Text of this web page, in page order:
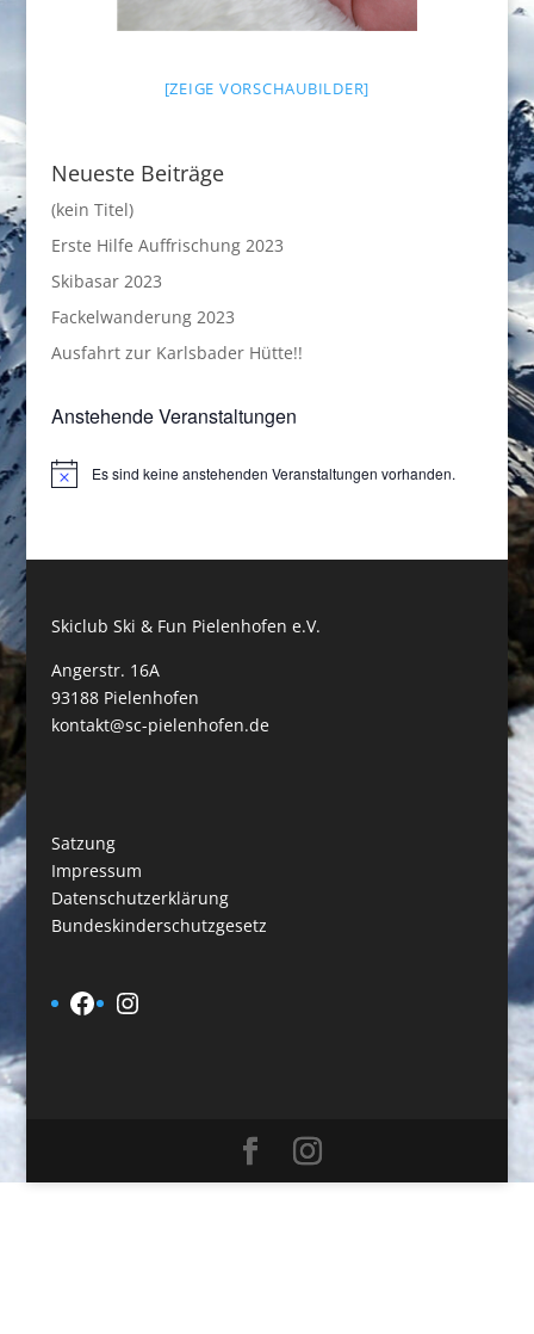
[ZEIGE VORSCHAUBILDER]
Neueste Beiträge
(kein Titel)
Erste Hilfe Auffrischung 2023
Skibasar 2023
Fackelwanderung 2023
Ausfahrt zur Karlsbader Hütte!!
Anstehende Veranstaltungen
HinweisEs sind keine anstehenden Veranstaltungen vorhanden.
Skiclub Ski & Fun Pielenhofen e.V.
Angerstr. 16A
93188 Pielenhofen
kontakt@sc-pielenhofen.de
Satzung
Impressum
Datenschutzerklärung
Bundeskinderschutzgesetz
Facebook
Instagram